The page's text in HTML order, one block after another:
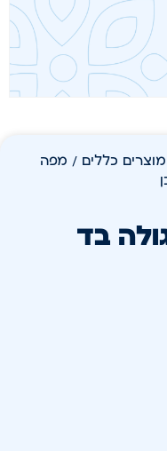
מוצרים כללים / מפה
2.50 עגולה בד